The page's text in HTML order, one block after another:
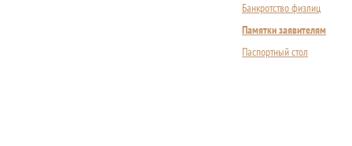
Банкротство физлиц
Памятки заявителям
Паспортный стол